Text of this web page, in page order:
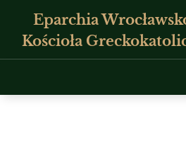
Eparchia
Kościoła